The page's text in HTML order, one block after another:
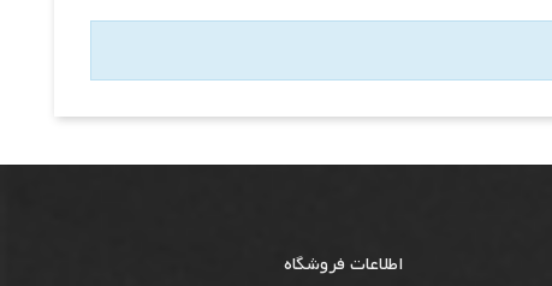
اطلاعات فروشگاه